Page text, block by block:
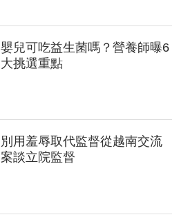
嬰兒可吃益生菌嗎？營養師曝6
大挑選重點
別用羞辱取代監督從越南交流
案談立院監督